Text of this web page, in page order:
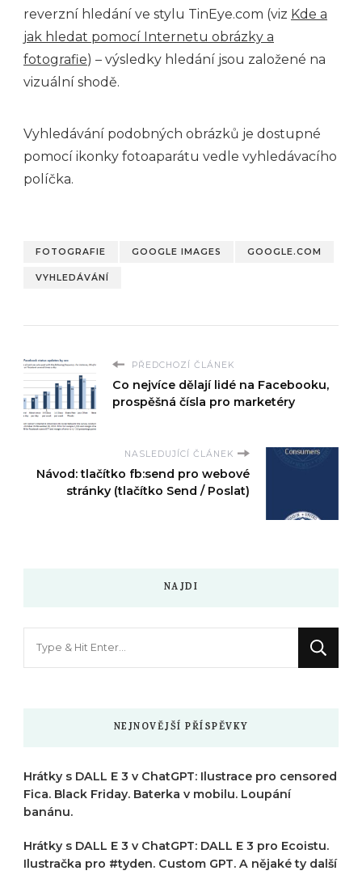
reverzní hledání ve stylu TinEye.com (viz Kde a
jak hledat pomocí Internetu obrázky a
fotografie) – výsledky hledání jsou založené na
vizuální shodě.
Vyhledávání podobných obrázků je dostupné
pomocí ikonky fotoaparátu vedle vyhledávacího
políčka.
FOTOGRAFIE GOOGLE IMAGES GOOGLE.COM
VYHLEDÁVÁNÍ
PŘEDCHOZÍ ČLÁNEK
Co nejvíce dělají lidé na Facebooku,
prospěšná čísla pro marketéry
NASLEDUJÍCÍ ČLÁNEK
Návod: tlačítko fb:send pro webové
stránky (tlačítko Send / Poslat)
NAJDI
NEJNOVĚJŠÍ PŘÍSPĚVKY
Hrátky s DALL E 3 v ChatGPT: Ilustrace pro censored
Fica. Black Friday. Baterka v mobilu. Loupání
banánu.
Hrátky s DALL E 3 v ChatGPT: DALL E 3 pro Ecoistu.
Ilustračka pro #tyden. Custom GPT. A nějaké ty další